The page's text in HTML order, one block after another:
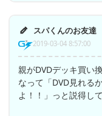
スパくんのお友達
2019-03-04 8:57:00
親がDVDデッキ買い
なって「DVD見れる
よ！！」っと説得し